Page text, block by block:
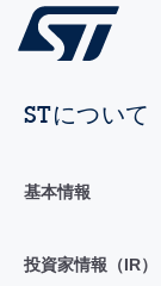
STについて
基本情報
投資家情報（IR）